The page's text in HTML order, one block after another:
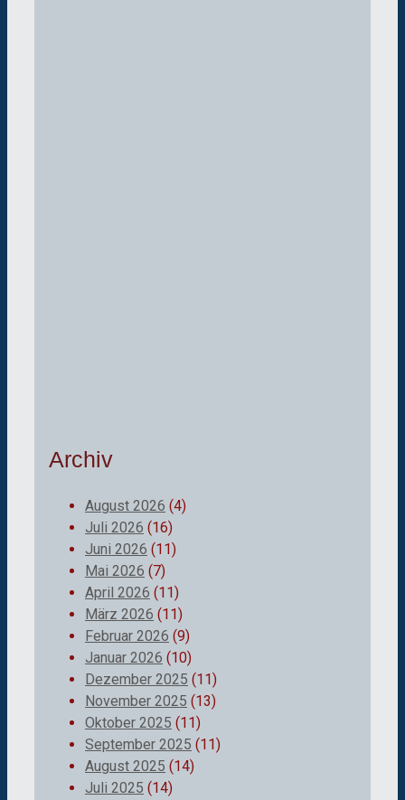
Archiv
August 2026 (4)
Juli 2026 (16)
Juni 2026 (11)
Mai 2026 (7)
April 2026 (11)
März 2026 (11)
Februar 2026 (9)
Januar 2026 (10)
Dezember 2025 (11)
November 2025 (13)
Oktober 2025 (11)
September 2025 (11)
August 2025 (14)
Juli 2025 (14)